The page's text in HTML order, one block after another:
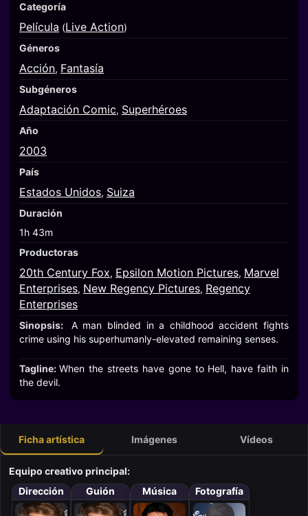
Categoría
Película (Live Action)
Géneros
Acción, Fantasía
Subgéneros
Adaptación Comic, Superhéroes
Año
2003
País
Estados Unidos, Suiza
Duración
1h 43m
Productoras
20th Century Fox, Epsilon Motion Pictures, Marvel
Enterprises, New Regency Pictures, Regency
Enterprises
Sinopsis:
A man blinded in a childhood accident fights
crime using his superhumanly-elevated remaining senses.
Tagline: When the streets have gone to Hell, have faith in
the devil.
Ficha artística Imágenes Vídeos
Equipo creativo principal:
Dirección
Guión Música Fotografía